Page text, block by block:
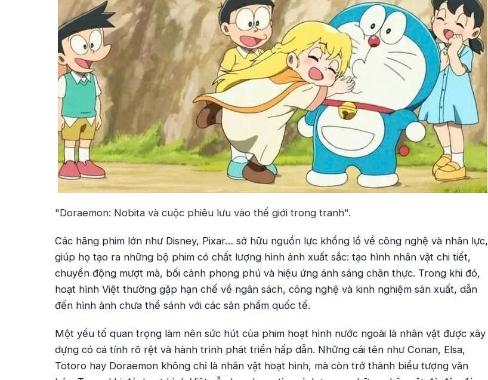
"Doraemon: Nobita và cuộc phiêu lưu vào thế giới trong tranh".
Các hãng phim lớn như Disney, Pixar… sở hữu nguồn lực khổng lồ về công nghệ và nhân lực,
giúp họ tạo ra những bộ phim có chất lượng hình ảnh xuất sắc: tạo hình nhân vật chi tiết,
chuyển động mượt mà, bối cảnh phong phú và hiệu ứng ánh sáng chân thực. Trong khi đó,
hoạt hình Việt thường gặp hạn chế về ngân sách, công nghệ và kinh nghiệm sản xuất, dẫn
đến hình ảnh chưa thể sánh với các sản phẩm quốc tế.
Một yếu tố quan trọng làm nên sức hút của phim hoạt hình nước ngoài là nhân vật được xây
dựng có cá tính rõ rệt và hành trình phát triển hấp dẫn. Những cái tên như Conan, Elsa,
Totoro hay Doraemon không chỉ là nhân vật hoạt hình, mà còn trở thành biểu tượng văn